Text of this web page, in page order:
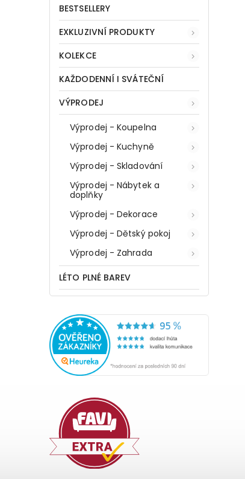
BESTSELLERY
EXKLUZIVNÍ PRODUKTY
KOLEKCE
KAŽDODENNÍ I SVÁTEČNÍ
VÝPRODEJ
Výprodej - Koupelna
Výprodej - Kuchyně
Výprodej - Skladování
Výprodej - Nábytek a
doplňky
Výprodej - Dekorace
Výprodej - Dětský pokoj
Výprodej - Zahrada
LÉTO PLNÉ BAREV